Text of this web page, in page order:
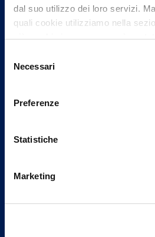
dal suo utilizzo dei loro servizi.
quali cookie utilizziamo nella
più su chi siamo, come può
può trovare nel footer del sito
delNecessari
Preferenze
Statistiche
Marketing
Contattaci
Vittoria Assicurazioni S.p.A.